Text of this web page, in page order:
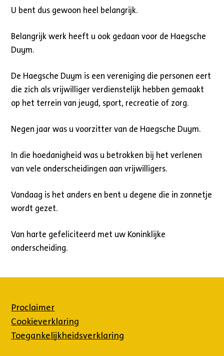
U bent dus gewoon heel belangrijk.
Belangrijk werk heeft u ook gedaan voor de Haegsche
Duym.
De Haegsche Duym is een vereniging die personen eert
die zich als vrijwilliger verdienstelijk hebben gemaakt
op het terrein van jeugd, sport, recreatie of zorg.
Negen jaar was u voorzitter van de Haegsche Duym.
In die hoedanigheid was u betrokken bij het verlenen
van vele onderscheidingen aan vrijwilligers.
Vandaag is het anders en bent u degene die in zonnetje
wordt gezet.
Van harte gefeliciteerd met uw Koninklijke
onderscheiding.
Proclaimer
Cookieverklaring
Toegankelijkheidsverklaring